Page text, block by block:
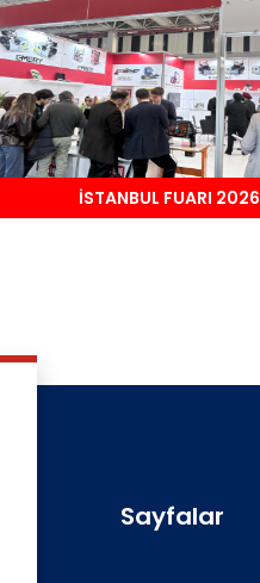
İSTANBUL FUARI 2026
Sayfalar